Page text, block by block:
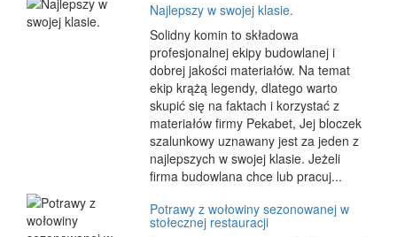
Najlepszy w swojej klasie.
Solidny komin to składowa
profesjonalnej ekipy budowlanej i
dobrej jakości materiałów. Na temat
ekip krążą legendy, dlatego warto
skupić się na faktach i korzystać z
materiałów firmy Pekabet, Jej bloczek
szalunkowy uznawany jest za jeden z
najlepszych w swojej klasie. Jeżeli
firma budowlana chce lub pracuj...
Potrawy z wołowiny sezonowanej w
stołecznej restauracji